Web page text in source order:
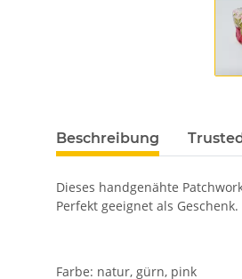
Beschreibung
Dieses handgenähte
Perfekt geeignet als Geschenk.
Farbe: natur, gürn, pink